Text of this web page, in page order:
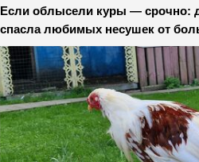
Если облысели куры — срочно:
спасла любимых несушек от